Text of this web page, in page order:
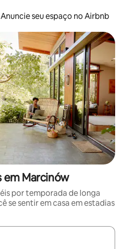
Anuncie seu espaço no Airbnb
em Marcinów
por temporada de longa
se sentir em casa em estadias
disponíveis, explore-os